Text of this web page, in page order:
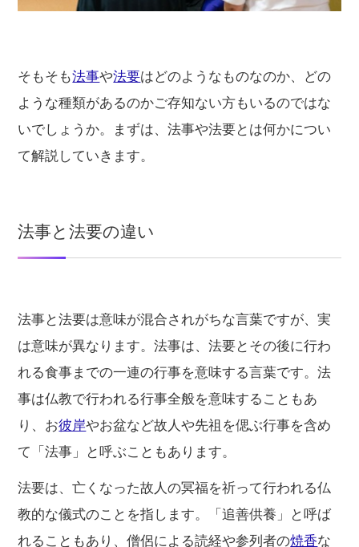
そもそも法事や法要はどのようなものなのか、どの
ような種類があるのかご存知ない方もいるのではな
いでしょうか。まずは、法事や法要とは何かについ
て解説していきます。
法事と法要の違い
法事と法要は意味が混合されがちな言葉ですが、実
は意味が異なります。法事は、法要とその後に行わ
れる食事までの一連の行事を意味する言葉です。法
事は仏教で行われる行事全般を意味することもあ
り、お彼岸やお盆など故人や先祖を偲ぶ行事を含め
て「法事」と呼ぶこともあります。
法要は、亡くなった故人の冥福を祈って行われる仏
教的な儀式のことを指します。「追善供養」と呼ば
れることもあり、僧侶による読経や参列者の焼香な